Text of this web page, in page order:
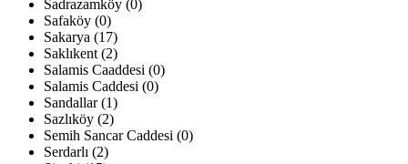
Sadrazamköy (0)
Safaköy (0)
Sakarya (17)
Saklıkent (2)
Salamis Caaddesi (0)
Salamis Caddesi (0)
Sandallar (1)
Sazlıköy (2)
Semih Sancar Caddesi (0)
Serdarlı (2)